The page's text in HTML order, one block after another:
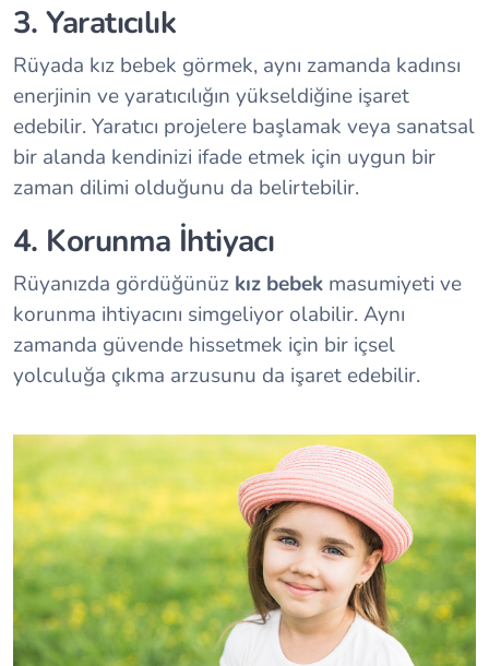
3. Yaratıcılık
Rüyada kız bebek görmek, aynı zamanda kadınsı
enerjinin ve yaratıcılığın yükseldiğine işaret
edebilir. Yaratıcı projelere başlamak veya sanatsal
bir alanda kendinizi ifade etmek için uygun bir
zaman dilimi olduğunu da belirtebilir.
4. Korunma İhtiyacı
Rüyanızda gördüğünüz kız bebek masumiyeti ve
korunma ihtiyacını simgeliyor olabilir. Aynı
zamanda güvende hissetmek için bir içsel
yolculuğa çıkma arzusunu da işaret edebilir.